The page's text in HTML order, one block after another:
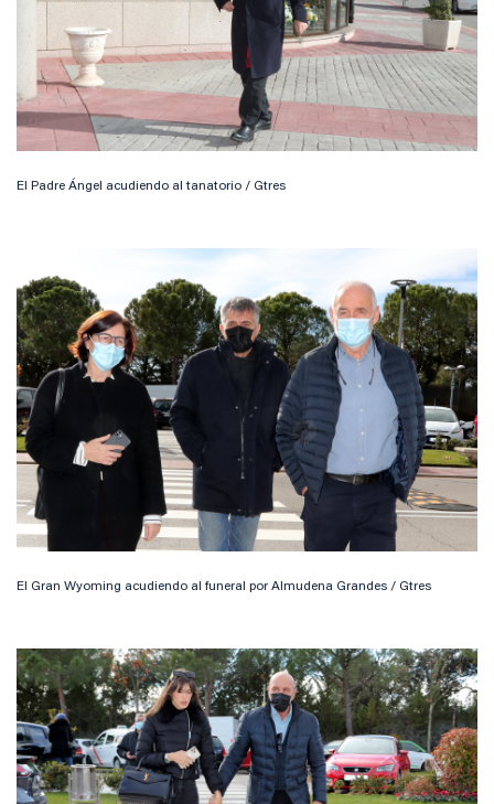
El Padre Ángel acudiendo al tanatorio / Gtres
El Gran Wyoming acudiendo al funeral por Almudena Grandes / Gtres